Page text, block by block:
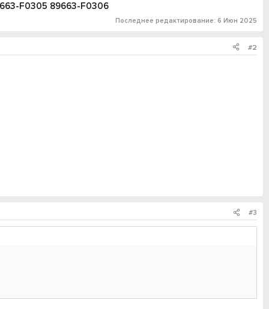
F0305 89663-F0306
Последнее редактирование: 6 Июн 2025
#2
#3